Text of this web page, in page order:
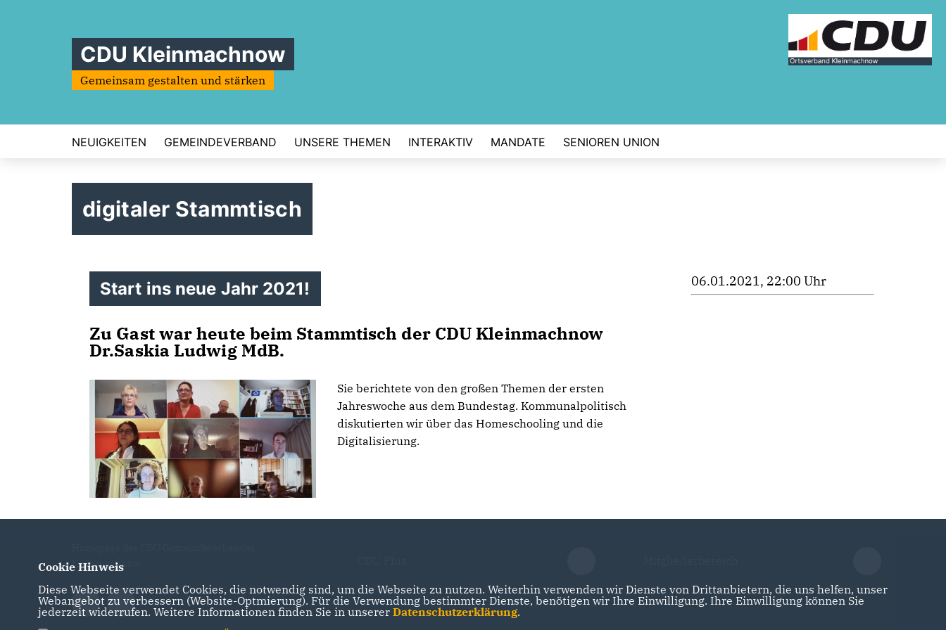
CDU Kleinmachnow
Gemeinsam gestalten und stärken
NEUIGKEITEN GEMEINDEVERBAND UNSERE THEMEN INTERAKTIV MANDATE SENIOREN UNION
digitaler Stammtisch
Start ins neue Jahr 2021!
Zu Gast war heute beim Stammtisch der CDU Kleinmachnow
Dr.Saskia Ludwig MdB.
Sie berichtete von den großen Themen der ersten
Jahreswoche aus dem Bundestag. Kommunalpolitisch
diskutierten wir über das Homeschooling und die
Digitalisierung.
06.01.2021, 22:00 Uhr
Kleinmachnow
Cookie Hinweis
Diese Webseite verwendet Cookies, die notwendig sind, um die Webseite zu nutzen. Weiterhin verwenden wir Dienste von Drittanbietern, die uns helfen, unser
Webangebot zu verbessern (Website-Optmierung). Für die Verwendung bestimmter Dienste, benötigen wir Ihre Einwilligung. Ihre Einwilligung können Sie
jederzeit widerrufen. Weitere Informationen finden Sie in unserer Datenschutzerklärung.